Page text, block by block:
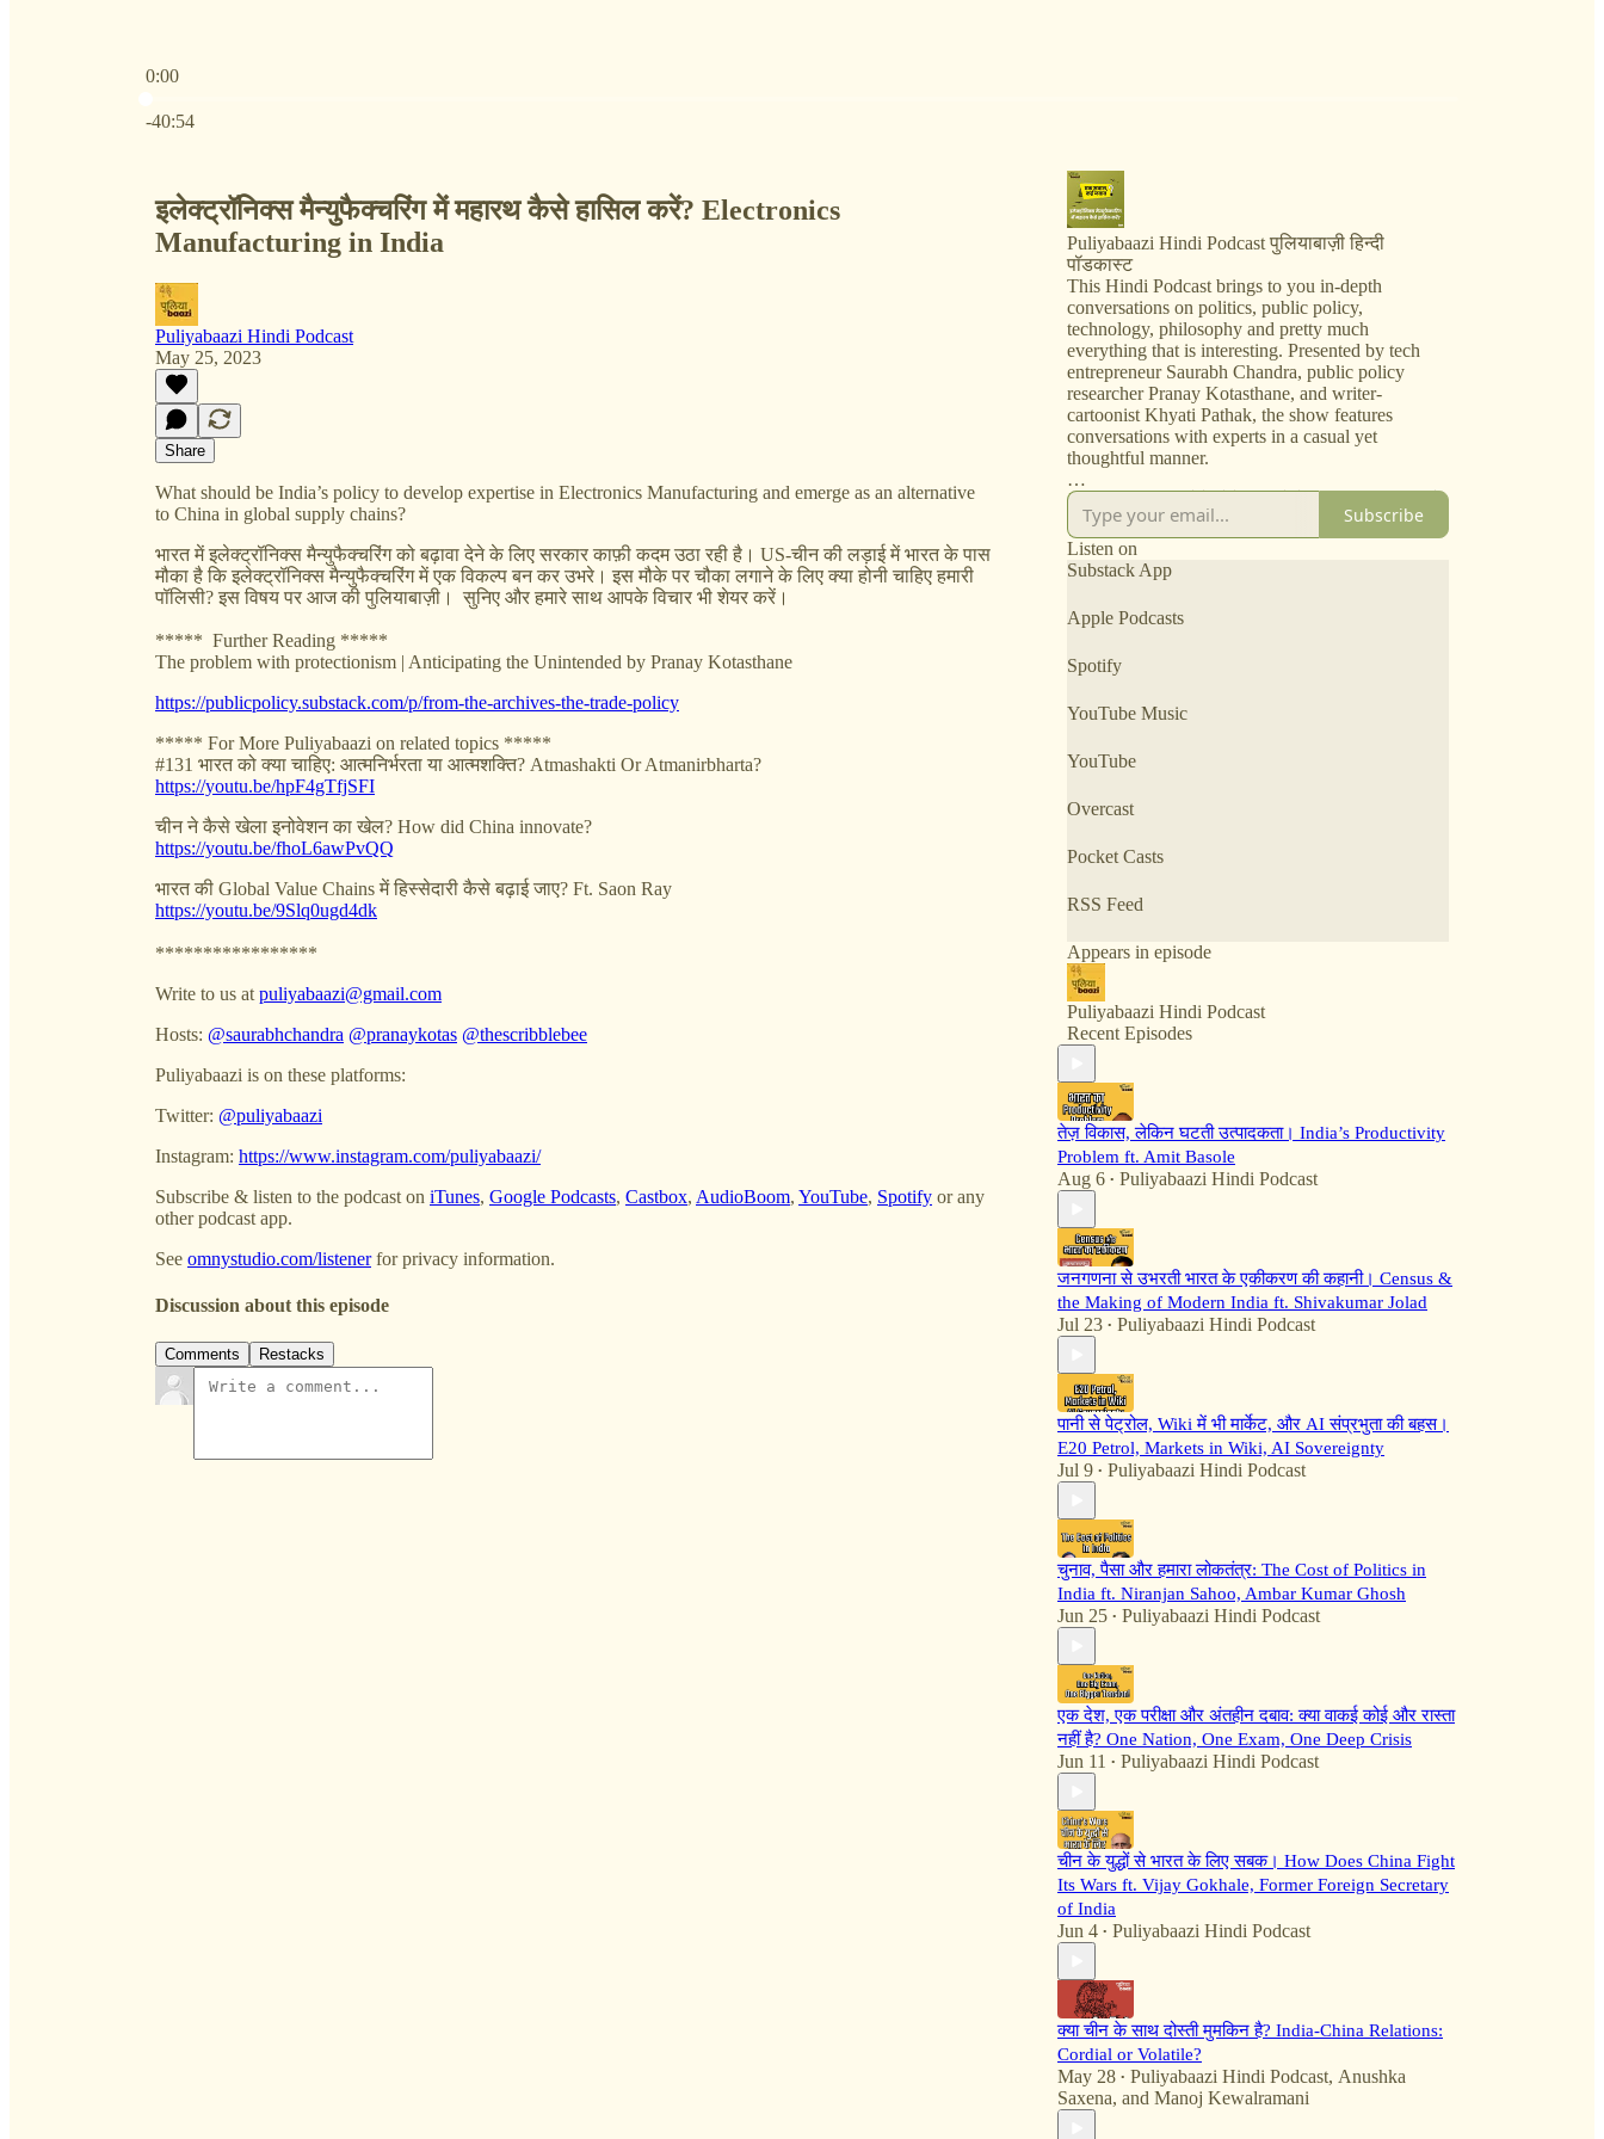
0:00
-40:54
इलेक्ट्रॉनिक्स मैन्युफैक्चरिंग में महारथ कैसे हासिल करें? Electronics
Manufacturing in India
Puliyabaazi Hindi Podcast
May 25, 2023
Share
What should be India’s policy to develop expertise in Electronics Manufacturing and emerge as an alternative
to China in global supply chains?
भारत में इलेक्ट्रॉनिक्स मैन्युफैक्चरिंग को बढ़ावा देने के लिए सरकार काफ़ी कदम उठा रही है। US-चीन की लड़ाई में भारत के पास
मौका है कि इलेक्ट्रॉनिक्स मैन्युफैक्चरिंग में एक विकल्प बन कर उभरे। इस मौके पर चौका लगाने के लिए क्या होनी चाहिए हमारी
पॉलिसी? इस विषय पर आज की पुलियाबाज़ी। सुनिए और हमारे साथ आपके विचार भी शेयर करें।
***** Further Reading *****
The problem with protectionism | Anticipating the Unintended by Pranay Kotasthane
https://publicpolicy.substack.com/p/from-the-archives-the-trade-policy
***** For More Puliyabaazi on related topics *****
#131 भारत को क्या चाहिए: आत्मनिर्भरता या आत्मशक्ति? Atmashakti Or Atmanirbharta?
https://youtu.be/hpF4gTfjSFI
चीन ने कैसे खेला इनोवेशन का खेल? How did China innovate?
https://youtu.be/fhoL6awPvQQ
भारत की Global Value Chains में हिस्सेदारी कैसे बढ़ाई जाए? Ft. Saon Ray
https://youtu.be/9Slq0ugd4dk
*****************
Write to us at puliyabaazi@gmail.com
Hosts: @‌saurabhchandra @‌pranaykotas @‌thescribblebee
Puliyabaazi is on these platforms:
Twitter: @‌puliyabaazi
Instagram: https://www.instagram.com/puliyabaazi/
Subscribe & listen to the podcast on iTunes, Google Podcasts, Castbox, AudioBoom, YouTube, Spotify or any
other podcast app.
See omnystudio.com/listenerfor privacy information.
Discussion about this episode
Comments Restacks
Puliyabaazi Hindi Podcast पुलियाबाज़ी हिन्दी
पॉडकास्ट
This Hindi Podcast brings to you in-depth
conversations on politics, public policy,
technology, philosophy and pretty much
everything that is interesting. Presented by tech
entrepreneur Saurabh Chandra, public policy
researcher Pranay Kotasthane, and writer-
cartoonist Khyati Pathak, the show features
conversations with experts in a casual yet
thoughtful manner.
जब महफ़िल ख़त्म होते-होते दरवाज़े के बाहर, एक पुलिया के
ऊपर, हम दुनिया भर की जटिल समस्याओं को हल करने में
लग जाते हैं, तो हो जाती है पुलियाबाज़ी। तो आइए, शामिल
हो जाइए हमारी पुलियाबाज़ी में जहां हम एक से एक दिलचस्प
विषय की तह तक जाएँगे, वो भी आम बोलचाल की भाषा में।
Subscribe
Listen on
Substack App
Apple Podcasts
Spotify
YouTube Music
YouTube
Overcast
Pocket Casts
RSS Feed
Appears in episode
Puliyabaazi Hindi Podcast
Recent Episodes
तेज़ विकास, लेकिन घटती उत्पादकता। India’s Productivity
Problem ft. Amit Basole
Aug 6 • Puliyabaazi Hindi Podcast
जनगणना से उभरती भारत के एकीकरण की कहानी। Census &
the Making of Modern India ft. Shivakumar Jolad
Jul 23 • Puliyabaazi Hindi Podcast
पानी से पेट्रोल, Wiki में भी मार्केट, और AI संप्रभुता की बहस।
E20 Petrol, Markets in Wiki, AI Sovereignty
Jul 9 • Puliyabaazi Hindi Podcast
चुनाव, पैसा और हमारा लोकतंत्र: The Cost of Politics in
India ft. Niranjan Sahoo, Ambar Kumar Ghosh
Jun 25 • Puliyabaazi Hindi Podcast
एक देश, एक परीक्षा और अंतहीन दबाव: क्या वाकई कोई और रास्ता
नहीं है? One Nation, One Exam, One Deep Crisis
Jun 11 • Puliyabaazi Hindi Podcast
चीन के युद्धों से भारत के लिए सबक। How Does China Fight
Its Wars ft. Vijay Gokhale, Former Foreign Secretary
of India
Jun 4 • Puliyabaazi Hindi Podcast
क्या चीन के साथ दोस्ती मुमकिन है? India-China Relations:
Cordial or Volatile?
May 28 • Puliyabaazi Hindi Podcast, Anushka
Saxena, and Manoj Kewalramani